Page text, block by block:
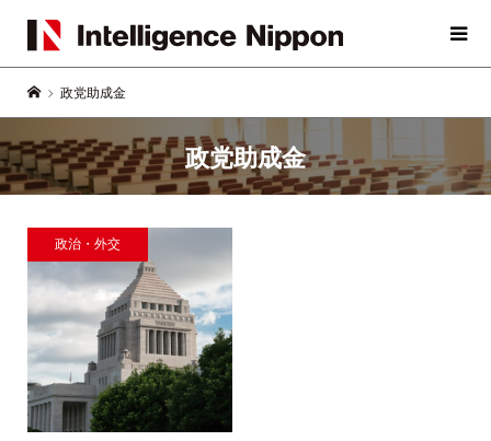
政党助成金
政党助成金
政治・外交